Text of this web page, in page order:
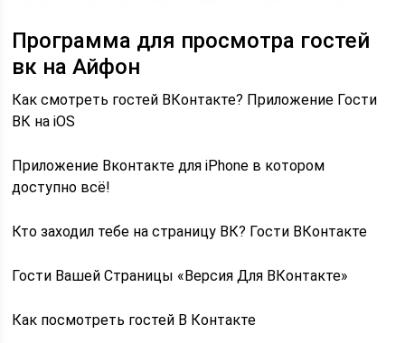
Программа для просмотра гостей
вк на Айфон
Как смотреть гостей ВКонтакте? Приложение Гости
ВК на iOS
Приложение Вконтакте для iPhone в котором
доступно всё!
Кто заходил тебе на страницу ВК? Гости ВКонтакте
Гости Вашей Страницы «Версия Для ВКонтакте»
Как посмотреть гостей В Контакте